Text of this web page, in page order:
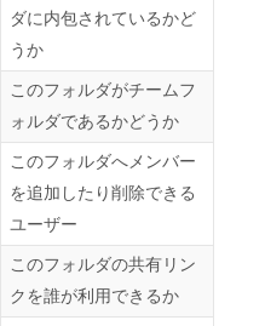
ダに内包されているかど
うか
このフォルダがチームフ
ォルダであるかどうか
このフォルダへメンバー
を追加したり削除できる
ユーザー
このフォルダの共有リン
クを誰が利用できるか